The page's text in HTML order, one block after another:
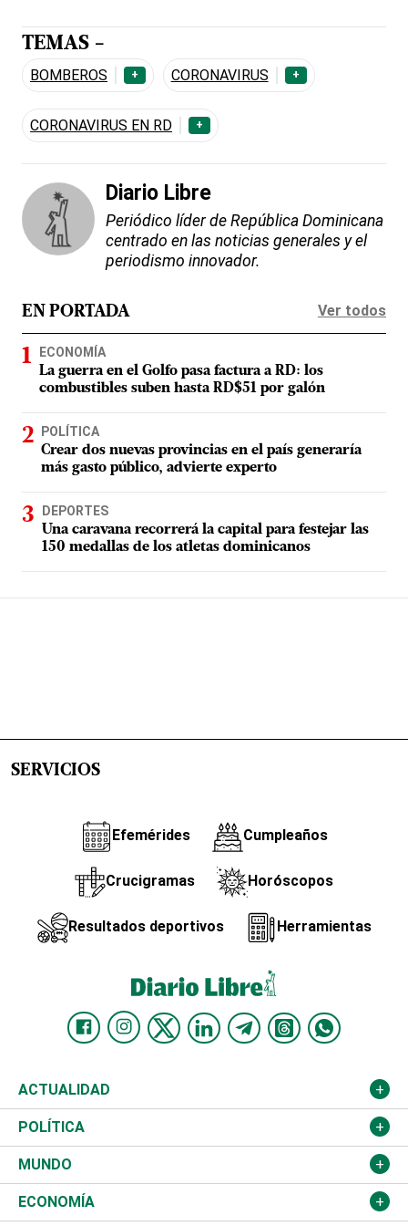
TEMAS -
BOMBEROS + CORONAVIRUS +
CORONAVIRUS EN RD +
Diario Libre
Periódico líder de República Dominicana
centrado en las noticias generales y el
periodismo innovador.
EN PORTADA Ver todos
ECONOMÍA
La guerra en el Golfo pasa factura a RD: los
combustibles suben hasta RD$51 por galón
POLÍTICA
Crear dos nuevas provincias en el país generaría
más gasto público, advierte experto
DEPORTES
Una caravana recorrerá la capital para festejar las
150 medallas de los atletas dominicanos
SERVICIOS
Efemérides Cumpleaños
Crucigramas Horóscopos
Resultados deportivos Herramientas
ACTUALIDAD
Nacional
Ciudad
Educación
POLÍTICA
Partidos
JCE
MUNDO
Estados Unidos
ECONOMÍA